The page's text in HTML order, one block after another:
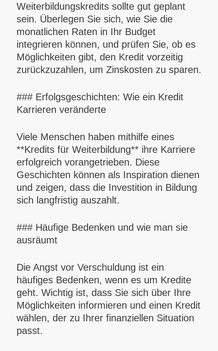
Weiterbildungskredits sollte gut geplant
sein. Überlegen Sie sich, wie Sie die
monatlichen Raten in Ihr Budget
integrieren können, und prüfen Sie, ob es
Möglichkeiten gibt, den Kredit vorzeitig
zurückzuzahlen, um Zinskosten zu sparen.
### Erfolgsgeschichten: Wie ein Kredit
Karrieren veränderte
Viele Menschen haben mithilfe eines
**Kredits für Weiterbildung** ihre Karriere
erfolgreich vorangetrieben. Diese
Geschichten können als Inspiration dienen
und zeigen, dass die Investition in Bildung
sich langfristig auszahlt.
### Häufige Bedenken und wie man sie
ausräumt
Die Angst vor Verschuldung ist ein
häufiges Bedenken, wenn es um Kredite
geht. Wichtig ist, dass Sie sich über Ihre
Möglichkeiten informieren und einen Kredit
wählen, der zu Ihrer finanziellen Situation
passt.